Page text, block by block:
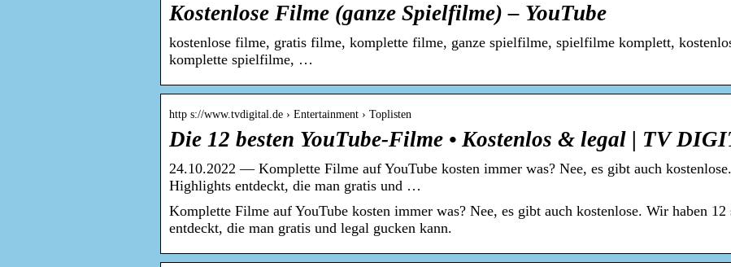
Kostenlose Filme (ganze Spielfilme) – YouTube
kostenlose filme, gratis filme, komplette filme, ganze spielfilme, spielfilme komplett,
komplette spielfilme, …
http s://www.tvdigital.de › Entertainment › Toplisten
Die 12 besten YouTube-Filme • Kostenlos & legal | TV
24.10.2022 — Komplette Filme auf YouTube kosten immer was? Nee, es gibt auch
Highlights entdeckt, die man gratis und …
Komplette Filme auf YouTube kosten immer was? Nee, es gibt auch kostenlose. Wir haben
entdeckt, die man gratis und legal gucken kann.